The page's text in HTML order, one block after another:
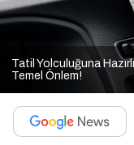
Tatil Yolculuğuna
Temel Önlem!